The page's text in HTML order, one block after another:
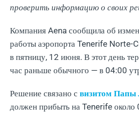
проверить информацию о своих
Компания Aena сообщила об
работы аэропорта Tenerife Norte-
в пятницу, 12 июня. В этот день
час раньше обычного — в 04:00
Решение связано с визитом Папы
должен прибыть на Tenerife